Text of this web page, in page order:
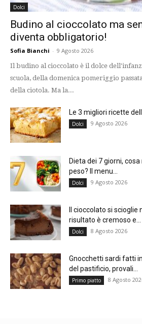
Dolci
Budino al cioccolato ma
diventa obbligatorio!
Sofia Bianchi - 9 Agosto 2026
Il budino al cioccolato è il dolce
scuola, della domenica pomeriggio
della ciotola. Ma la...
Le 3 migliori ricette
Dolci 9 Agosto 2026
Dieta dei 7 giorni,
peso? Il menu...
Dolci 9 Agosto 2026
Il cioccolato si scioglie
risultato è cremoso e...
Dolci 8 Agosto 2026
Gnocchetti sardi fatti
del pastificio, provali...
Primo piatto 8 Agosto